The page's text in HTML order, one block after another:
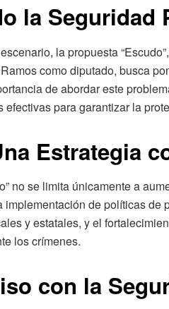
la Seguridad
la propuesta
como diputado, busca
de abordar este
efectivas para garantizar la
Estrategia
no se limita únicamente a
implementación de políticas
y estatales, y el
los crímenes.
con la